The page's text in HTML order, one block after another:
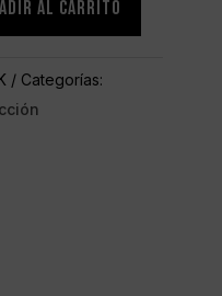
AL CARRITO
Categorías: